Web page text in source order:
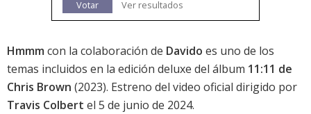
Votar
Ver resultados
Hmmm con la colaboración de Davido es uno de los
temas incluidos en la edición deluxe del álbum 11:11 de
Chris Brown (2023). Estreno del video oficial dirigido por
Travis Colbert el 5 de junio de 2024.